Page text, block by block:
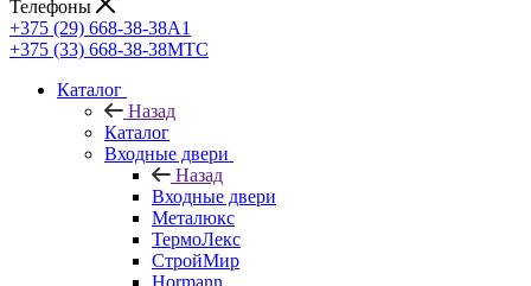
Телефоны
+375 (29) 668-38-38A1
+375 (33) 668-38-38МТС
Каталог
Назад
Каталог
Входные двери
Назад
Входные двери
Металюкс
ТермоЛекс
СтройМир
Hormann